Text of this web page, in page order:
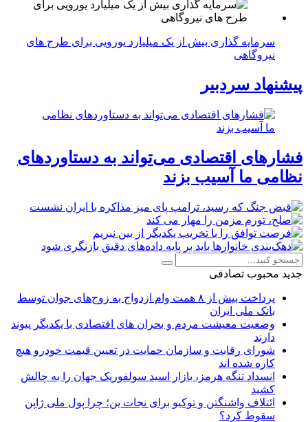
سرمایه گذاری بیش از یک میلیارد یورویی برای طرح های
نیروگاهی
پیشنهاد سردبیر
فشارهای اقتصادی می‌تواند به دستاوردهای
نظامی ما آسیب بزند
جدید محبوب تصادفی
پرداخت بیش از ۸ همت وام ازدواج به زوج‌های جوان توسط
بانک ملی ایران
وضعیت معیشت مردم و بحران های اقتصادی با یکدیگر پیوند
دارند
شورای رقابت و سازمان حمایت در تعیین قیمت خودرو هیچ
کاره شده اند
انسداد تنگه هرمز، بازار اسید سولفوریک جهان را به چالش
کشید
ائتلاف واشنگتن و توکیو برای نجات ین؛ چرا پول ملی ژاپن
سقوط کرد؟